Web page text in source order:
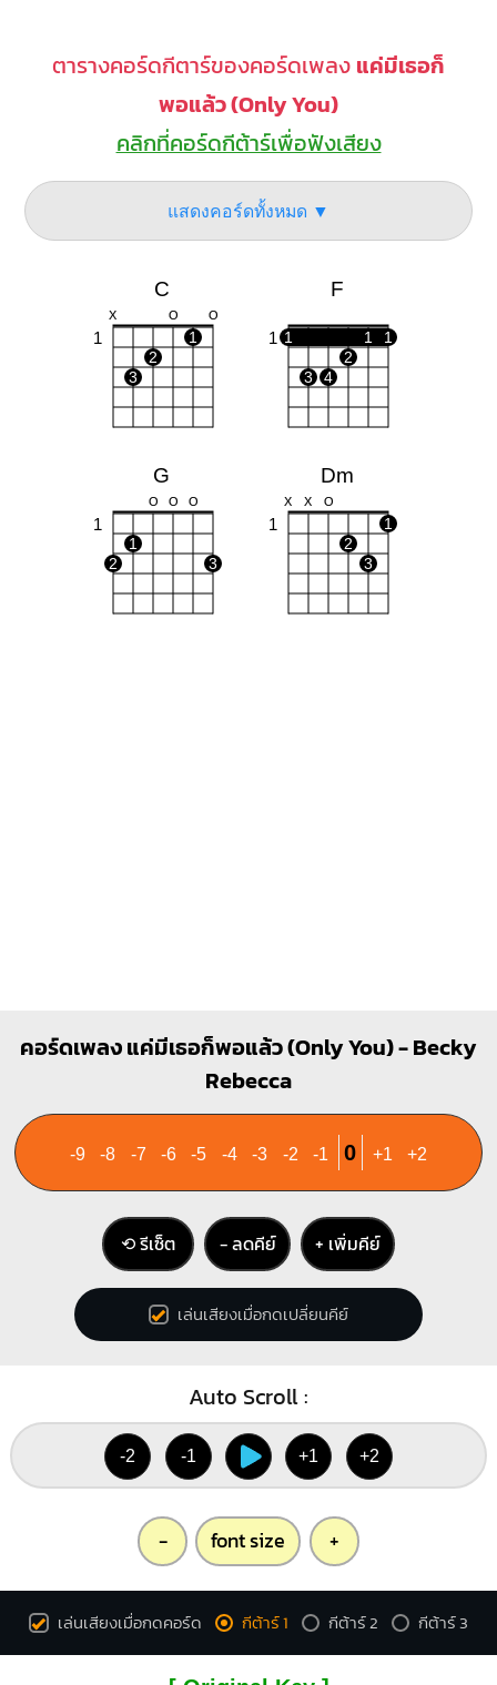
ตารางคอร์ดกีตาร์ของคอร์ดเพลง แค่มีเธอก็
พอแล้ว (Only You)
คลิกที่คอร์ดกีต้าร์เพื่อฟังเสียง
แสดงคอร์ดทั้งหมด ▼
C
X O O
1
1
2
3
F
1 1 1
1
2
3
4
G
O O O
1
1
2
3
Dm
X X O
1
1
2
3
Bb
X X O
3 4
คอร์ดเพลง แค่มีเธอก็พอแล้ว (Only You) - Becky
Rebecca
-9 -8 -7 -6 -5 -4 -3 -2 -1 0 +1 +2
⟲ รีเซ็ต − ลดคีย์ + เพิ่มคีย์
เล่นเสียงเมื่อกดเปลี่ยนคีย์
Auto Scroll :
-2 -1 +1 +2
- font size +
เล่นเสียงเมื่อกดคอร์ด กีต้าร์ 1 กีต้าร์ 2 กีต้าร์ 3